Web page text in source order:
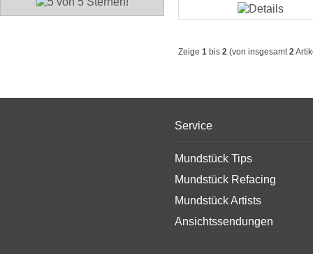
Zeige 1 bis 2 (von insgesamt2
Service
Mundstück Tips
Mundstück Refacing
Mundstück Artists
Ansichtssendungen